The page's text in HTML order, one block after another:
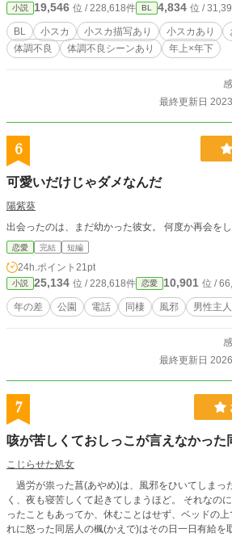
小説 19,546 位 / 228,618件 BL 4,834 位 /
BL 小スカ 小スカ描写あり 小スカあり
体調不良
体調不良シーンあり 年上×年下
最終更新日
6
可愛いだけじゃダメなんだ
陽紫葵
出会ったのは、まだ幼かった彼女。 何度か再会をし
恋愛 完結 短編
24h.ポイント 21pt
小説 25,134 位 / 228,618件 恋愛 10,901 位 /
年の差 公園 電話 同棲 風邪 男性主
最終更新日
7
咳が苦しくておしっこが言えなかった
こじらせた処女
過労が祟った菖(あやめ)は、風邪をひいてしまっ
く、夜も寝苦しくて起きてしまうほど。 それなの
ったこともあってか、休むことはせず、ベッドの
れに怒った同居人の楓(かえで)はその日一日有給を